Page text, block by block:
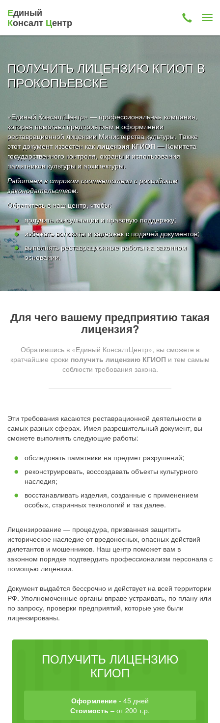
Единый
Консалт Центр
ПОЛУЧИТЬ ЛИЦЕНЗИЮ КГИОП В
ПРОКОПЬЕВСКЕ
«Единый КонсалтЦентр» — профессиональная компания,
которая помогает предприятиям в оформлении
реставрационной лицензии Министерства культуры. Также
этот документ известен каклицензия КГИОП —Комитета
государственного контроля, охраны и использования
памятников культуры и архитектуры.
Работаем в строгом соответствии с российским
законодательством.
Обратитесь в наш центр, чтобы:
получить консультации и правовую поддержку;
избежать волокиты и задержек с подачей документов;
выполнять реставрационные работы на законном
основании.
Для чего вашему предприятию такая
лицензия?
Обратившись в «Единый КонсалтЦентр», вы сможете в
кратчайшие сроки получить лицензию КГИОП и тем самым
соблюсти требования закона.
Эти требования касаются реставрационной деятельности в
самых разных сферах. Имея разрешительный документ, вы
сможете выполнять следующие работы:
обследовать памятники на предмет разрушений;
реконструировать, воссоздавать объекты культурного
наследия;
восстанавливать изделия, созданные с применением
особых, старинных технологий и так далее.
Лицензирование — процедура, призванная защитить
историческое наследие от вредоносных, опасных действий
дилетантов и мошенников. Наш центр поможет вам в
законном порядке подтвердить профессионализм персонала с
помощью лицензии.
Документ выдаётся бессрочно и действует на всей территории
РФ. Уполномоченные органы вправе устраивать, по плану или
по запросу, проверки предприятий, которые уже были
лицензированы.
ПОЛУЧИТЬ ЛИЦЕНЗИЮ
КГИОП
Оформление - 45 дней
Стоимость – от 200 т.р.